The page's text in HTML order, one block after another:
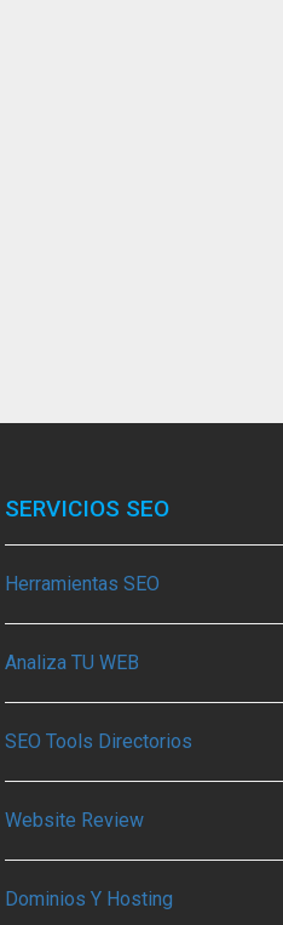
SERVICIOS SEO
Herramientas SEO
Analiza TU WEB
SEO Tools Directorios
Website Review
Dominios Y Hosting